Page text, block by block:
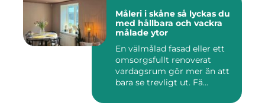
Måleri i skåne så lyckas du
med hållbara och vackra
målade ytor
En välmålad fasad eller ett
omsorgsfullt renoverat
vardagsrum gör mer än att
bara se trevligt ut. Fä...